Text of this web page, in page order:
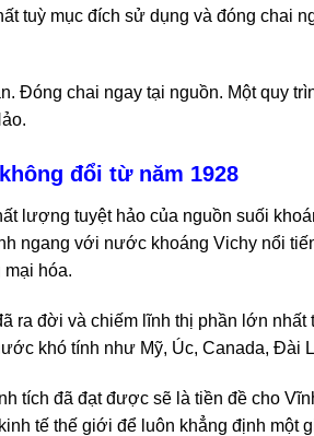
tuỳ mục đích sử dụng và đóng chai
Đóng chai ngay tại nguồn. Một quy
đổi từ năm 1928
lượng tuyệt hảo của nguồn suối
ngang với nước khoáng Vichy nổi
hóa.
ra đời và chiếm lĩnh thị phần lớn
khó tính như Mỹ, Úc, Canada, Đài
tích đã đạt được sẽ là tiền đề cho
tế thế giới để luôn khẳng định một